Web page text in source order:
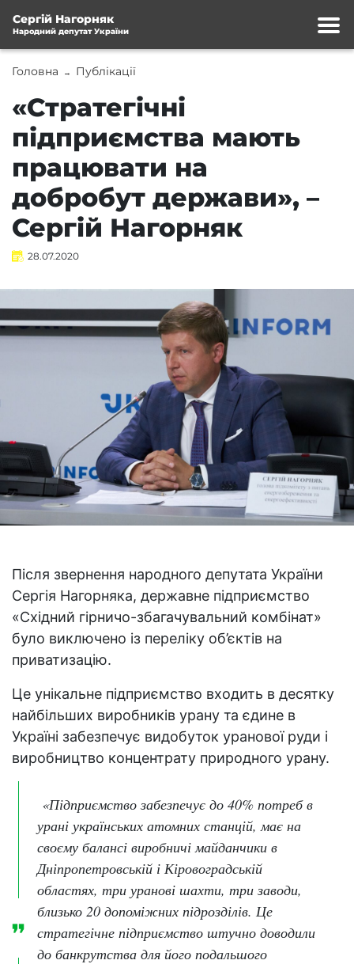
Сергій Нагорняк
Народний депутат України
Головна → Публікації
«Стратегічні
підприємства мають
працювати на
добробут держави», –
Сергій Нагорняк
28.07.2020
Після звернення народного депутата України
Сергія Нагорняка, державне підприємство
«Східний гірничо-збагачувальний комбінат»
було виключено із переліку об’єктів на
приватизацію.
Це унікальне підприємство входить в десятку
найбільших виробників урану та єдине в
Україні забезпечує видобуток уранової руди і
виробництво концентрату природного урану.
«Підприємство забезпечує до 40% потреб в
урані українських атомних станцій, має на
своєму балансі виробничі майданчики в
Дніпропетровській і Кіровоградській
областях, три уранові шахти, три заводи,
близько 20 допоміжних підрозділів. Це
стратегічне підприємство штучно доводили
до банкрутства для його подальшого